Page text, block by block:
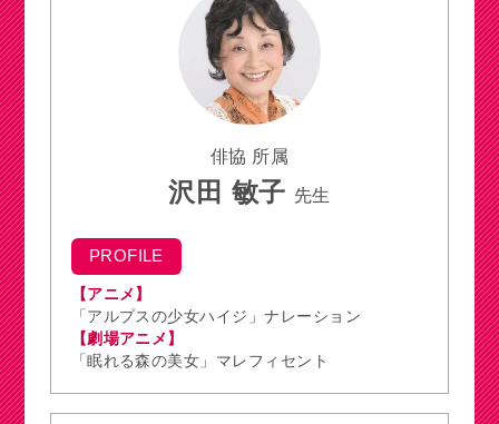
俳協 所属
沢田 敏子 先生
PROFILE
【アニメ】
「アルプスの少女ハイジ」ナレーション
【劇場アニメ】
「眠れる森の美女」マレフィセント